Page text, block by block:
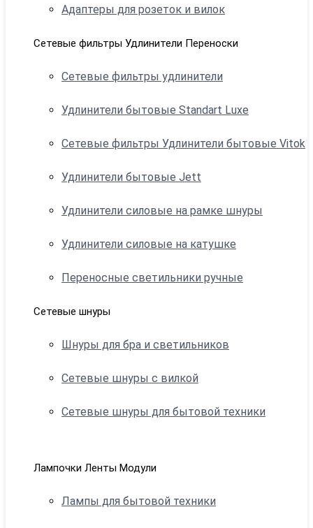
Адаптеры для розеток и вилок
Сетевые фильтры Удлинители Переноски
Сетевые фильтры удлинители
Удлинители бытовые Standart Luxe
Сетевые фильтры Удлинители бытовые Vitok
Удлинители бытовые Jett
Удлинители силовые на рамке шнуры
Удлинители силовые на катушке
Переносные светильники ручные
Сетевые шнуры
Шнуры для бра и светильников
Сетевые шнуры с вилкой
Сетевые шнуры для бытовой техники
Лампочки Ленты Модули
Лампы для бытовой техники